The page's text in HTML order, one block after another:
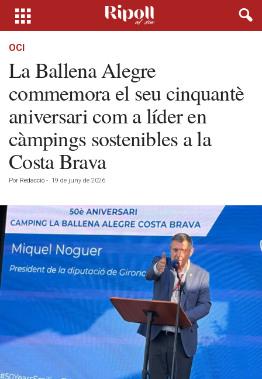
OCI
La Ballena Alegre
commemora el seu cinquantè
aniversari com a líder en
càmpings sostenibles a la
Costa Brava
Por Redacció - 19 de juny de 2026